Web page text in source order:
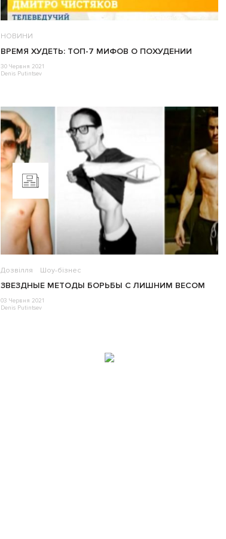
НОВИНИ
ВРЕМЯ ХУДЕТЬ: ТОП-7 МИФОВ О ПОХУДЕНИИ
30 Червня 2021
Denis Putintsev
Дозвілля Шоу-бізнес
ЗВЕЗДНЫЕ МЕТОДЫ БОРЬБЫ С ЛИШНИМ ВЕСОМ
03 Червня 2021
Denis Putintsev